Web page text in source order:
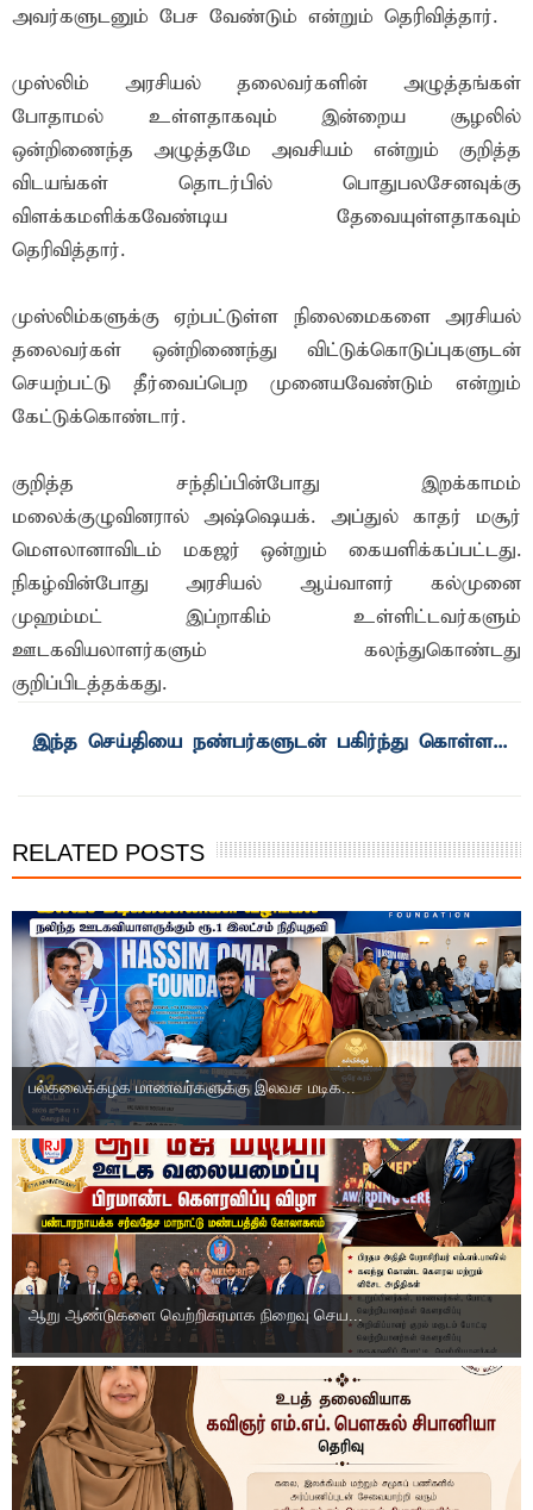
அவர்களுடனும் பேச வேண்டும் என்றும் தெரிவித்தார்.
முஸ்லிம் அரசியல் தலைவர்களின் அழுத்தங்கள்
போதாமல் உள்ளதாகவும் இன்றைய சூழலில்
ஒன்றிணைந்த அழுத்தமே அவசியம் என்றும் குறித்த
விடயங்கள் தொடர்பில் பொதுபலசேனவுக்கு
விளக்கமளிக்கவேண்டிய தேவையுள்ளதாகவும்
தெரிவித்தார்.
முஸ்லிம்களுக்கு ஏற்பட்டுள்ள நிலைமைகளை அரசியல்
தலைவர்கள் ஒன்றிணைந்து விட்டுக்கொடுப்புகளுடன்
செயற்பட்டு தீர்வைப்பெற முனையவேண்டும் என்றும்
கேட்டுக்கொண்டார்.
குறித்த சந்திப்பின்போது இறக்காமம்
மலைக்குழுவினரால் அஷ்ஷெயக். அப்துல் காதர் மசூர்
மௌலானாவிடம் மகஜர் ஒன்றும் கையளிக்கப்பட்டது.
நிகழ்வின்போது அரசியல் ஆய்வாளர் கல்முனை
முஹம்மட் இப்றாகிம் உள்ளிட்டவர்களும்
ஊடகவியலாளர்களும் கலந்துகொண்டது
குறிப்பிடத்தக்கது.
RELATED POSTS
பல்கலைக்கழக மாணவர்களுக்கு இலவச மடிக...
ஆறு ஆண்டுகளை வெற்றிகரமாக நிறைவு செய...